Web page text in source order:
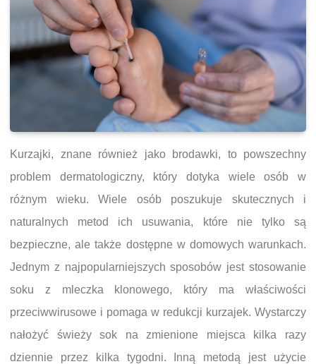
Kurzajki, znane również jako brodawki, to powszechny
problem dermatologiczny, który dotyka wiele osób w
różnym wieku. Wiele osób poszukuje skutecznych i
naturalnych metod ich usuwania, które nie tylko są
bezpieczne, ale także dostępne w domowych warunkach.
Jednym z najpopularniejszych sposobów jest stosowanie
soku z mleczka klonowego, który ma właściwości
przeciwwirusowe i pomaga w redukcji kurzajek. Wystarczy
nałożyć świeży sok na zmienione miejsca kilka razy
dziennie przez kilka tygodni. Inną metodą jest użycie